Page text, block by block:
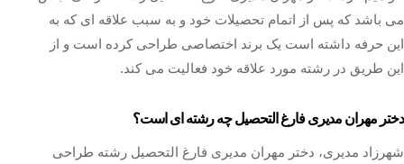
می باشد که پس از اتمام تحصیلات خود و به سبب علاقه ای که به
این حرفه داشته است یک برند اختصاصی طراحی کرده است و از
این طريق در رشته مورد علاقه خود فعالیت می کند.
دختر مهران مدیری فارغ التحصیل چه رشته ای است؟
شهرزاد مدیری، دختر مهران مدیری فارغ التحصیل رشته طراحی